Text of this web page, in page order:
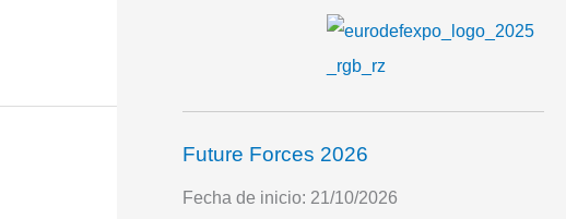
Future Forces 2026
Fecha de inicio: 21/10/2026